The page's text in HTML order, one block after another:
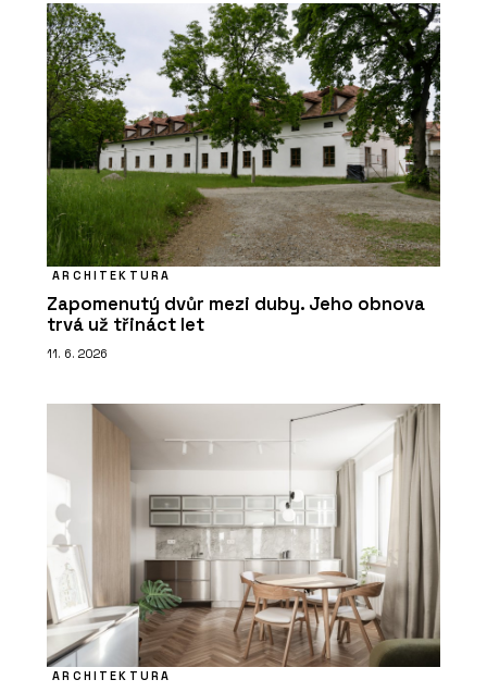
ARCHITEKTURA
Zapomenutý dvůr mezi duby. Jeho obnova
trvá už třináct let
11. 6. 2026
ARCHITEKTURA